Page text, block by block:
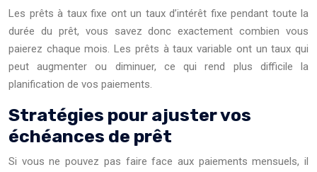
Les prêts à taux fixe ont un taux d’intérêt fixe pendant toute la
durée du prêt, vous savez donc exactement combien vous
paierez chaque mois. Les prêts à taux variable ont un taux qui
peut augmenter ou diminuer, ce qui rend plus difficile la
planification de vos paiements.
Stratégies pour ajuster vos
échéances de prêt
Si vous ne pouvez pas faire face aux paiements mensuels, il